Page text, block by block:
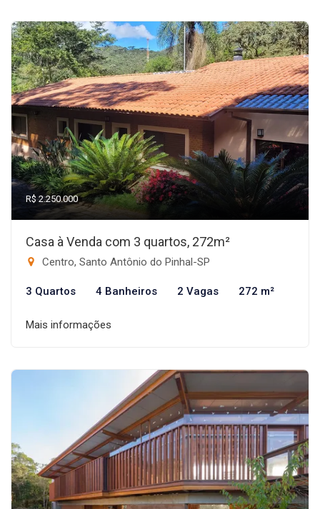
R$ 2.250.000
Casa à Venda com 3 quartos, 272m²
Centro, Santo Antônio do Pinhal-SP
3 Quartos 4 Banheiros 2 Vagas 272 m²
Mais informações